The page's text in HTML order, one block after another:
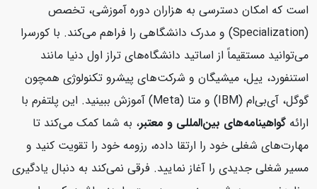
است که امکان دسترسی به هزاران دوره آموزشی، تخصص
(Specialization) و مدرک دانشگاهی را فراهم می‌کند. با کورسرا
می‌توانید مستقیماً از اساتید دانشگاه‌های تراز اول دنیا مانند
استنفورد، ییل، میشیگان و شرکت‌های پیشرو تکنولوژی همچون
گوگل، آی‌بی‌ام (IBM) و متا (Meta) آموزش ببینید. این پلتفرم با
ارائهگواهینامه‌های بین‌المللی و معتبر، به شما کمک می‌کند تا
مهارت‌های شغلی خود را ارتقا داده، رزومه خود را تقویت کنید و
مسیر شغلی جدیدی را آغاز نمایید. فرقی نمی‌کند به دنبال یادگیری